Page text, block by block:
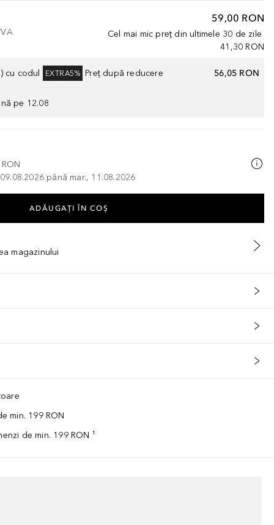
59,00 RON
Cel mai mic preț din ultimele 30 de zile
41,30 RON
cu codul EXTRA5% Preț după reducere 56,05 RON
pe 12.08
până mar., 11.08.2026
ADĂUGAȚI ÎN COŞ
magazinului
min. 199 RON
de min. 199 RON ¹